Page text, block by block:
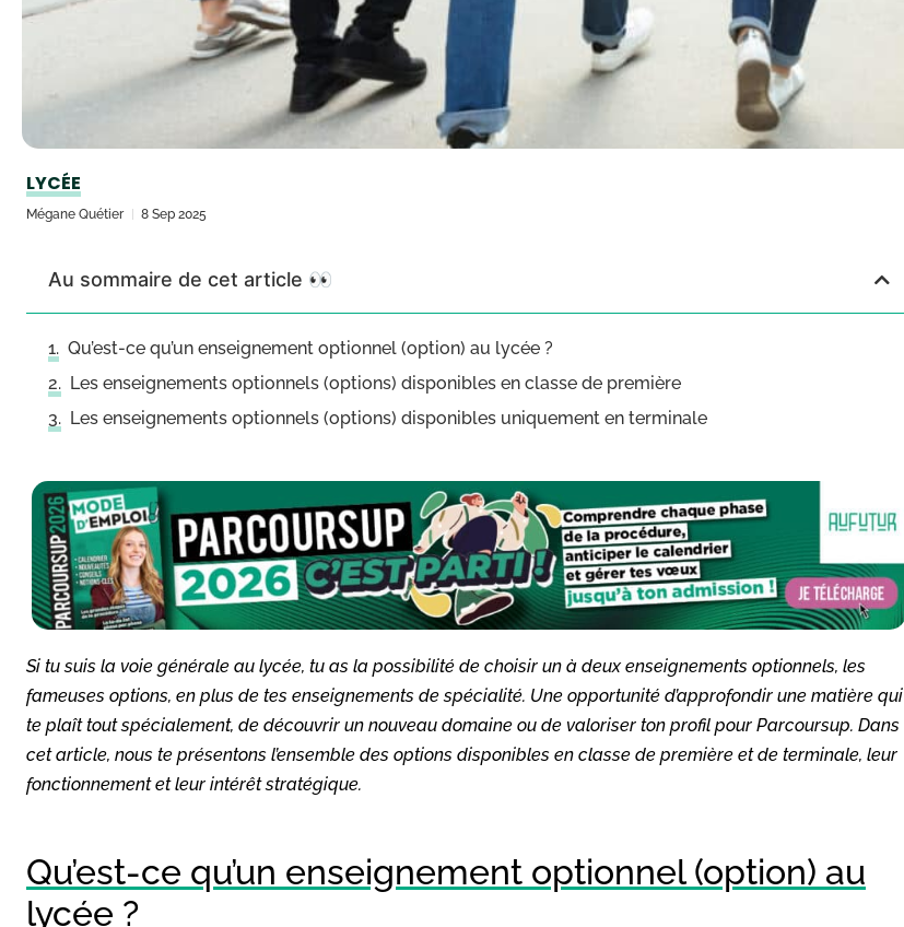
LYCÉE
Mégane Quétier 8 Sep 2025
Au sommaire de cet article 👀
Qu’est-ce qu’un enseignement optionnel (option) au lycée ?
Les enseignements optionnels (options) disponibles en classe de première
Les enseignements optionnels (options) disponibles uniquement en terminale
Si tu suis la voie générale au lycée, tu as la possibilité de choisir un à deux enseignements optionnels, les
fameuses options, en plus de tes enseignements de spécialité. Une opportunité d’approfondir une matière qui
te plaît tout spécialement, de découvrir un nouveau domaine ou de valoriser ton profil pour Parcoursup. Dans
cet article, nous te présentons l’ensemble des options disponibles en classe de première et de terminale, leur
fonctionnement et leur intérêt stratégique.
Qu’est-ce qu’un enseignement optionnel (option) au
lycée ?